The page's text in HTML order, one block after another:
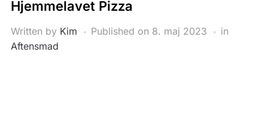
Hjemmelavet Pizza
Written by Kim Published on 8. maj 2023
in
Aftensmad